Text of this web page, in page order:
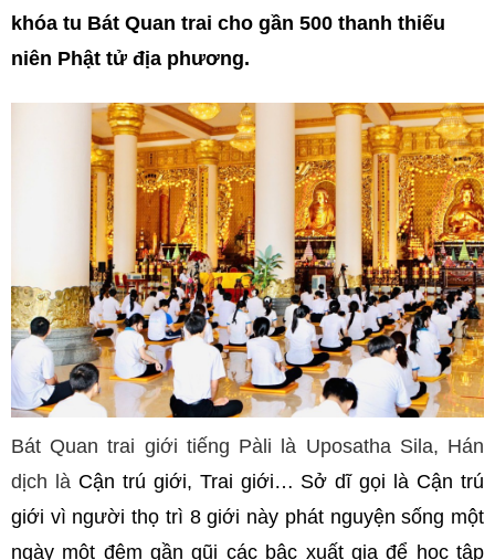
khóa tu Bát Quan trai cho gần 500 thanh thiếu
niên Phật tử địa phương.
Bát Quan trai giới tiếng Pàli là Uposatha Sila, Hán
dịch là Cận trú giới, Trai giới… Sở dĩ gọi là Cận trú
giới vì người thọ trì 8 giới này phát nguyện sống một
ngày một đêm gần gũi các bậc xuất gia để học tập